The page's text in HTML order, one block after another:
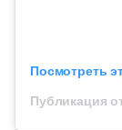
Посмотреть